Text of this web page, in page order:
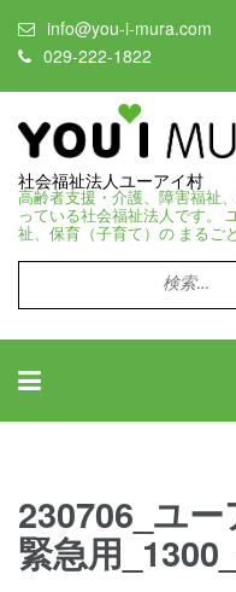
info@you-i-mura.com
029-222-1822
社会福祉法人ユーアイ村
高齢者支援・介護、障害福祉
っている社会福祉法人です。
祉、保育（子育て）の まるご
検
索:
230706_ユー
緊急用